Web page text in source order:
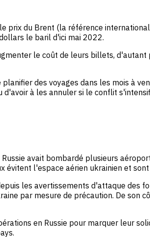
prix du Brent (la référence
le baril d'ici mai 2022.
le coût de leurs billets,
des voyages dans les mois à
à les annuler si le conflit
avait bombardé plusieurs
l'espace aérien ukrainien et
les avertissements d'attaque des
par mesure de précaution. De son
en Russie pour marquer leur